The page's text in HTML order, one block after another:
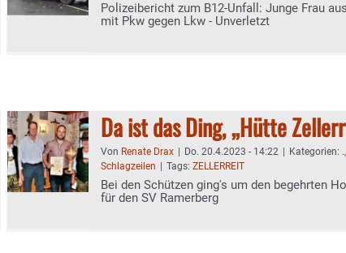
Polizeibericht zum B12-Unfall: Junge Frau
mit Pkw gegen Lkw - Unverletzt
Da ist das Ding, „Hütte
Von Renate Drax Do. 20.4.2023 - 14:22 Kategorien: .,
Schlagzeilen
Tags: ZELLERREIT
Bei den Schützen ging's um den begehrten
für den SV Ramerberg